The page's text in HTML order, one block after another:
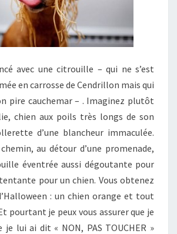
avec une citrouille – qui ne s’est
en carrosse de Cendrillon mais qui
pire cauchemar – . Imaginez plutôt
chien aux poils très longs de son
d’une blancheur immaculée.
au détour d’une promenade,
éventrée aussi dégoutante pour
pour un chien. Vous obtenez
: un chien orange et tout
pourtant je peux vous assurer que je
je lui ai dit « NON, PAS TOUCHER »